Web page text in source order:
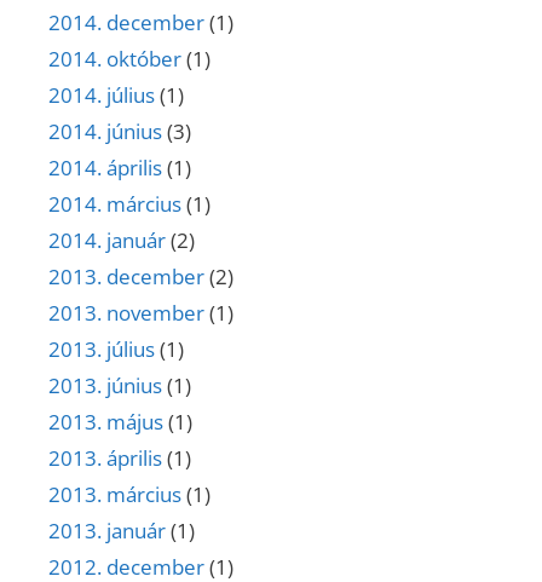
2014. december(1)
2014. október(1)
2014. július(1)
2014. június(3)
2014. április(1)
2014. március(1)
2014. január(2)
2013. december(2)
2013. november(1)
2013. július(1)
2013. június(1)
2013. május(1)
2013. április(1)
2013. március(1)
2013. január(1)
2012. december(1)